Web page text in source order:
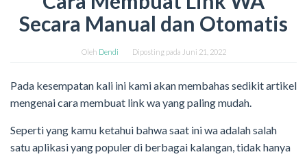
Secara Manual dan Otomatis
Oleh Dendi Diposting pada Juni 21, 2022
Pada kesempatan kali ini kami akan membahas sedikit artikel
mengenai cara membuat link wa yang paling mudah.
Seperti yang kamu ketahui bahwa saat ini wa adalah salah
satu aplikasi yang populer di berbagai kalangan, tidak hanya